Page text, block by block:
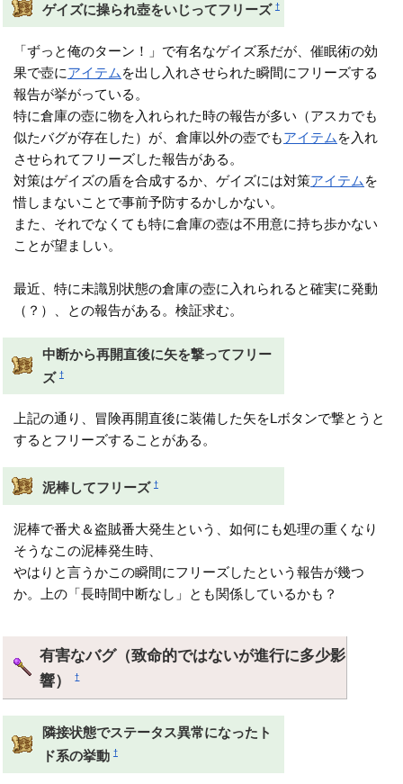
ゲイズに操られ壺をいじってフリーズ †
「ずっと俺のターン！」で有名なゲイズ系だが、催眠術の効
果で壺にアイテム を出し入れさせられた瞬間にフリーズする
報告が挙がっている。
特に倉庫の壺に物を入れられた時の報告が多い（アスカでも
似たバグが存在した）が、倉庫以外の壺でもアイテム を入れ
させられてフリーズした報告がある。
対策はゲイズの盾を合成するか、ゲイズには対策アイテム を
惜しまないことで事前予防するかしかない。
また、それでなくても特に倉庫の壺は不用意に持ち歩かない
ことが望ましい。
最近、特に未識別状態の倉庫の壺に入れられると確実に発動
（？）、との報告がある。検証求む。
中断から再開直後に矢を撃ってフリー
ズ †
上記の通り、冒険再開直後に装備した矢をLボタンで撃とうと
するとフリーズすることがある。
泥棒してフリーズ †
泥棒で番犬＆盗賊番大発生という、如何にも処理の重くなり
そうなこの泥棒発生時、
やはりと言うかこの瞬間にフリーズしたという報告が幾つ
か。上の「長時間中断なし」とも関係しているかも？
有害なバグ（致命的ではないが進行に多少影
響）†
隣接状態でステータス異常になったト
ド系の挙動 †